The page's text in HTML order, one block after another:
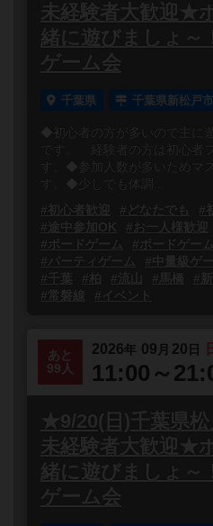
未経験者大歓迎★
緒に遊びましょ～
ゲーム会
千葉県 千葉県新松戸
◆初心者の方が多いので主に
です。 経験者の方は初心者
す。◆参加人数が多いためマ
す。◆少しでも体調...
#初心者歓迎
#どなたでも
#
#途中参加OK
#お一人様歓迎
#ボードゲーム
#ボードゲー
#パーティゲーム
#中量級ゲ
#千葉
#柏 #流山 #馬橋 #
#常磐線
#イベント
あと
99人
2026年 09 月 20 日
11:00～
★9/20(日)千葉県
未経験者大歓迎★
緒に遊びましょ～
ゲーム会